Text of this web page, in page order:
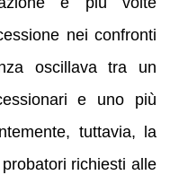
nei confronti
oscillava tra un
e uno più
tuttavia, la
richiesti alle